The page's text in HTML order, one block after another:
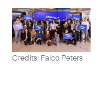
Credits: Falco Peters